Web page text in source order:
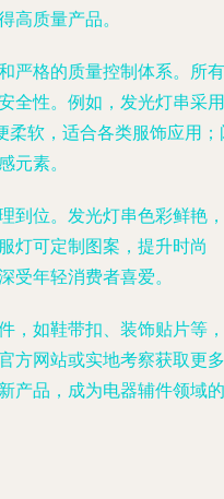
高质量产品。
严格的质量控制体系。所有
全性。例如，发光灯串采用
柔软，适合各类服饰应用；
元素。
到位。发光灯串色彩鲜艳，
灯可定制图案，提升时尚
受年轻消费者喜爱。
，如鞋带扣、装饰贴片等，
方网站或实地考察获取更多
产品，成为电器辅件领域的